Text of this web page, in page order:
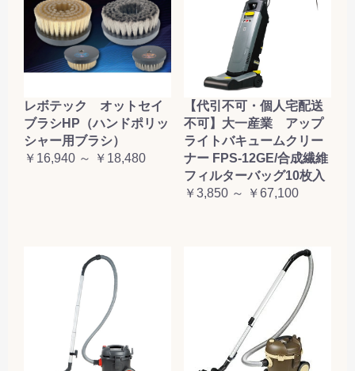
レボテック オットセイ
ブラシHP（ハンドポリッ
シャー用ブラシ）
￥16,940 ～ ￥18,480
【代引不可・個人宅配送
不可】大一産業 アップ
ライトバキュームクリー
ナー FPS-12GE/合成繊維
フィルターバッグ10枚入
￥3,850 ～ ￥67,100